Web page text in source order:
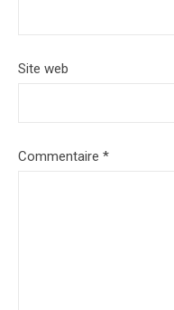
Site web
Commentaire *